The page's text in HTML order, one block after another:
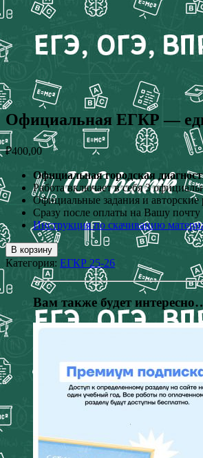
Официальная ЕГКР —
₽400,00
Официальная городская
Работа включает в себя 3
Официальные задания и авторские
Сразу после оплаты на Вашу почту
Инструкция по скачиванию
В корзину
Категория: ЕГКР 25-26
Вам также будет